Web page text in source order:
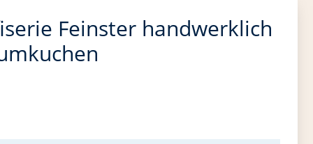
Feinster handwerklich